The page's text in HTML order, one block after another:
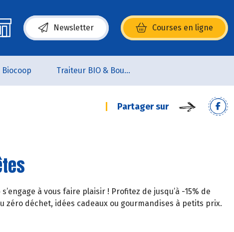
Newsletter Courses en ligne
(s’ouvre dans une nouvelle fenêtre)
Biocoop Traiteur BIO & Boucherie BIO
Partager sur
à vous faire plaisir ! Profitez de jusqu’à -15% de
déchet, idées cadeaux ou gourmandises à petits prix.